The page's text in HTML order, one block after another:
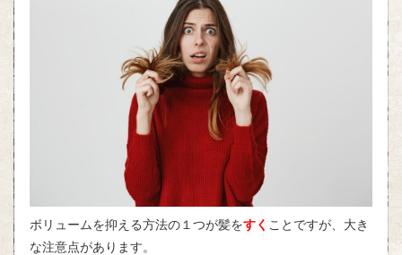
ボリュームを抑える方法の１つが髪をすく ことですが、大き
な注意点があります。